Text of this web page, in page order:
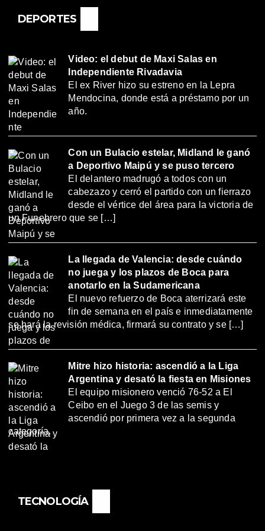
DEPORTES
Video: el debut de Maxi Salas en
Independiente Rivadavia
El ex River hizo su estreno en la Lepra
Mendocina, donde está a préstamo por un
año.
Con un Bulacio estelar, Midland le ganó
a Deportivo Maipú y se puso tercero
El delantero madrugó a todos con un
cabezazo y cerró el partido con un fierrazo
desde el vértice del área para la victoria de
un Funebrero que se […]
La llegada de Valencia: desde cuándo
no juega y los plazos de Boca para
anotarlo en la Sudamericana
El nuevo refuerzo de Boca aterrizará este
fin de semana en el país e inmediatamente
se hará la revisión médica, firmará su contrato y se […]
Mitre hizo historia: ascendió a la Liga
Argentina y desató la fiesta en Misiones
El equipo misionero venció 76-52 a El
Ceibo en el Juego 3 de las semis y
ascendió por primera vez a la segunda
categoría.
TECNOLOGÍA